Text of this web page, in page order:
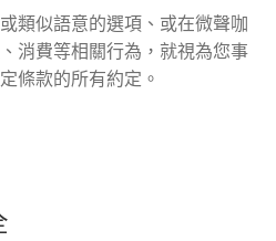
選
單
類似語意的選項、或在微聲咖
消費等相關行為，就視為您事
條款的所有約定。